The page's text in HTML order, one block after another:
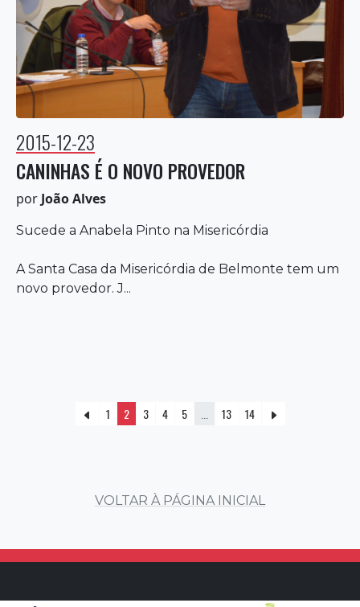
2015-12-23
CANINHAS É O NOVO PROVEDOR
por João Alves
Sucede a Anabela Pinto na Misericórdia
A Santa Casa da Misericórdia de Belmonte tem um
novo provedor. J...
1 2 3 4 5 13 14
VOLTAR À PÁGINA INICIAL